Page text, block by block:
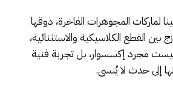
لماركات المجوهرات الفاخرة، ذوقها
بين القطع الكلاسيكية والاستثنائية،
مجرد إكسسوار، بل تجربة فنية
إلى حدث لا يُنسى.